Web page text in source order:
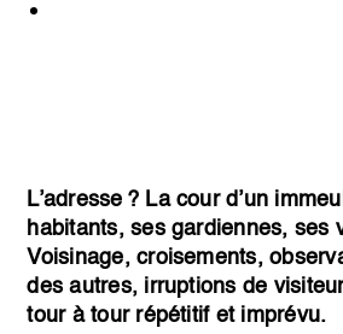
L’adresse ? La cour d’un
habitants, ses gardiennes, ses
Voisinage, croisements,
des autres, irruptions de
tour à tour répétitif et imprévu.